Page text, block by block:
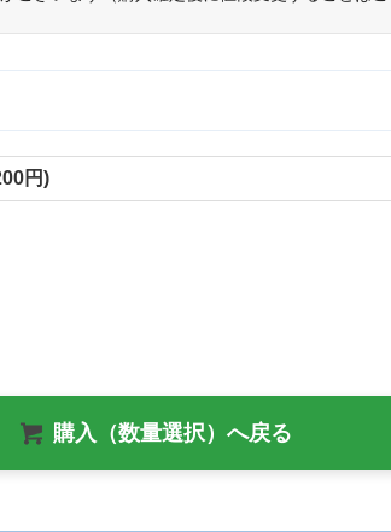
円)
購入（数量選択）へ戻る